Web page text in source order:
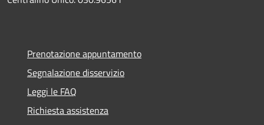
Prenotazione appuntamento
Segnalazione disservizio
Leggi le FAQ
Richiesta assistenza